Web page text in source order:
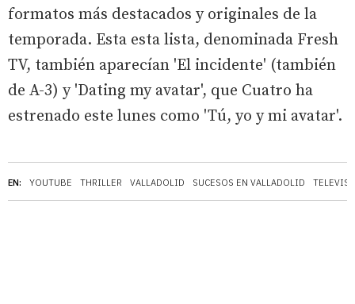
EN: YOUTUBE THRILLER VALLADOLID SUCESOS EN VALLADOLID
formatos más destacados y originales de la
temporada. Esta esta lista, denominada Fresh
TV, también aparecían 'El incidente' (también
de A-3) y 'Dating my avatar', que Cuatro ha
estrenado este lunes como 'Tú, yo y mi avatar'.